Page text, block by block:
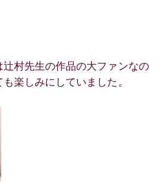
村先生の作品の大ファンなの
楽しみにしていました。